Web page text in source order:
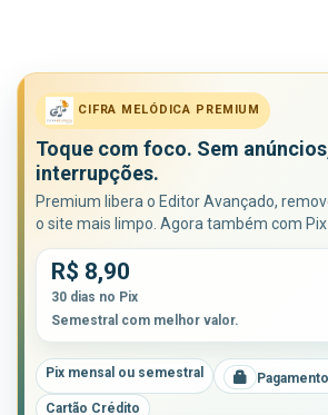
CIFRA MELÓDICA PREMIUM
Toque com foco. Sem
interrupções.
Premium libera o Editor Avançado,
o site mais limpo. Agora também com Pix
R$ 8,90
30 dias no Pix
Semestral com melhor valor.
Pix mensal ou semestral
Cartão Crédito